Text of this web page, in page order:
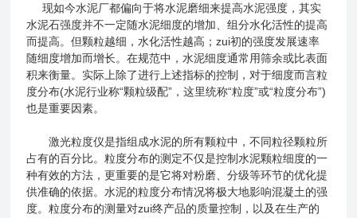
现如今水泥厂都偏向于将水泥磨细来提高水泥强度，其实
水泥石强度并不一定随水泥细度的增加、组分水化活性的提高
而提高。但颗粒越细，水化活性越高；zui初的强度发展速率
随细度增加而增长。在规范中，水泥细度通常用筛余或比表面
积来衡量。实际上除了进行上述指标的控制，对于细度而言粒
度分布(水泥行业称“颗粒级配”，这里统称“粒度”或“粒度分布”)
也是重要因素。
激光粒度仪是指组成水泥的所有颗粒中，不同粒径颗粒所
占有的百分比。粒度分布的测定不仅是控制水泥颗粒细度的一
种有效的方法，更重要的是它将对粉磨、分级等环节的优化提
供准确的依据。水泥的粒度分布情况将极大地影响混凝土的强
度。粒度分布的测量对zui终产品的质量控制，以及在生产的